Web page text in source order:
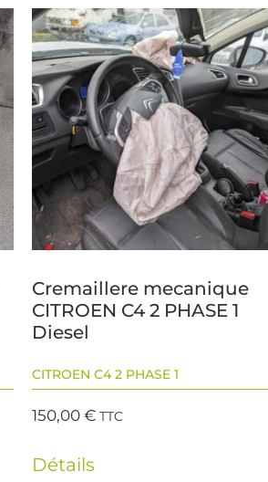
Cremaillere mecanique
CITROEN C4 2 PHASE 1
Diesel
CITROEN C4 2 PHASE 1
150,00€ TTC
Détails